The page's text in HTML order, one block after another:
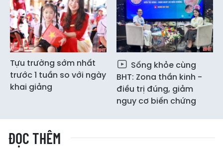
Tựu trường sớm nhất
trước 1 tuần so với ngày
khai giảng
Sống khỏe cùng
BHT: Zona thần kinh -
điều trị đúng, giảm
nguy cơ biến chứng
ĐỌC THÊM